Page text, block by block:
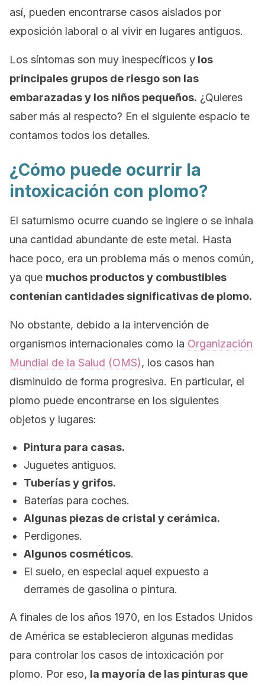
así, pueden encontrarse casos aislados por
exposición laboral o al vivir en lugares antiguos.
Los síntomas son muy inespecíficos y los
principales grupos de riesgo son las
embarazadas y los niños pequeños. ¿Quieres
saber más al respecto? En el siguiente espacio te
contamos todos los detalles.
¿Cómo puede ocurrir la
intoxicación con plomo?
El saturnismo ocurre cuando se ingiere o se inhala
una cantidad abundante de este metal. Hasta
hace poco, era un problema más o menos común,
ya que muchos productos y combustibles
contenían cantidades significativas de plomo.
No obstante, debido a la intervención de
organismos internacionales como la Organización
Mundial de la Salud (OMS), los casos han
disminuido de forma progresiva. En particular, el
plomo puede encontrarse en los siguientes
objetos y lugares:
Pintura para casas.
Juguetes antiguos.
Tuberías y grifos.
Baterías para coches.
Algunas piezas de cristal y cerámica.
Perdigones.
Algunos cosméticos.
El suelo, en especial aquel expuesto a
derrames de gasolina o pintura.
A finales de los años 1970, en los Estados Unidos
de América se establecieron algunas medidas
para controlar los casos de intoxicación por
plomo. Por eso, la mayoría de las pinturas que